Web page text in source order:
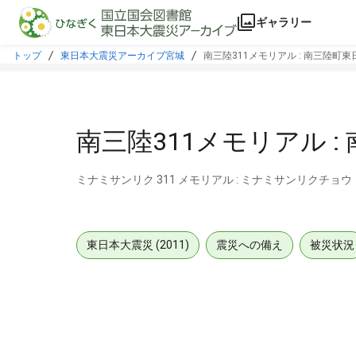
本文に飛ぶ
ギャラリー
トップ 東日本大震災アーカイブ宮城 南三陸311メモリアル : 南三陸町東
南三陸311メモリアル :
ミナミサンリク 311 メモリアル : ミナミサンリクチョ
東日本大震災 (2011) 震災への備え 被災状況